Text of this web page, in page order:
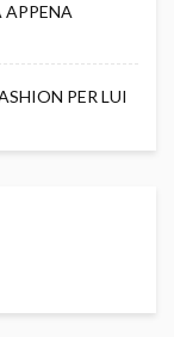
APPENA
PER LUI